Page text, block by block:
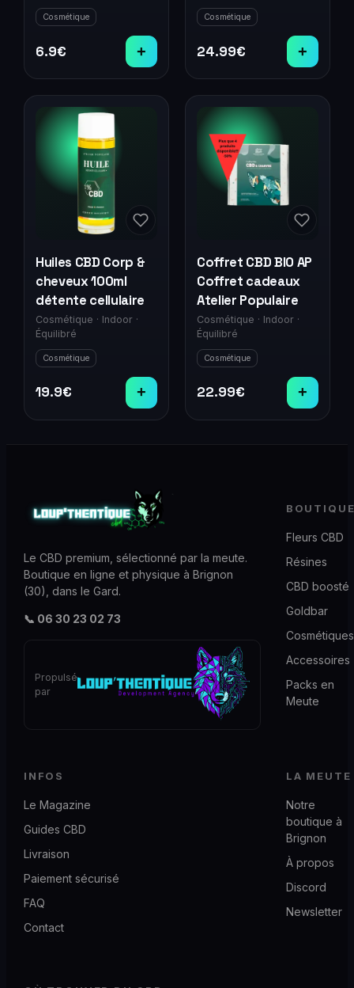
Cosmétique
6.9€ +
Cosmétique
24.99€ +
Huiles CBD Corp &
cheveux 100ml
détente cellulaire
Cosmétique · Indoor ·
Équilibré
Cosmétique
19.9€ +
Coffret CBD BIO AP
Coffret cadeaux
Atelier Populaire
Cosmétique · Indoor ·
Équilibré
Cosmétique
22.99€ +
Le CBD premium, sélectionné par la meute.
Boutique en ligne et physique à Brignon
(30), dans le Gard.
📞 06 30 23 02 73
Propulsé
par
Fleurs CBD
Résines
CBD boosté
Goldbar
Cosmétiques
Accessoires
Packs en
Meute
INFOS
Le Magazine
Guides CBD
Livraison
Paiement sécurisé
FAQ
Contact
LA MEUTE
Notre
boutique à
Brignon
À propos
Discord
Newsletter